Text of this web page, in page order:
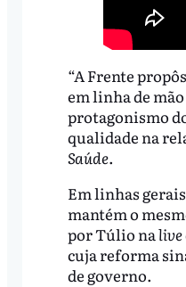
“A Frente
em linha de
protagonismo
qualidade na
Saúde.
Em linhas
mantém o
por Túlio nalive
cuja reforma
de governo.